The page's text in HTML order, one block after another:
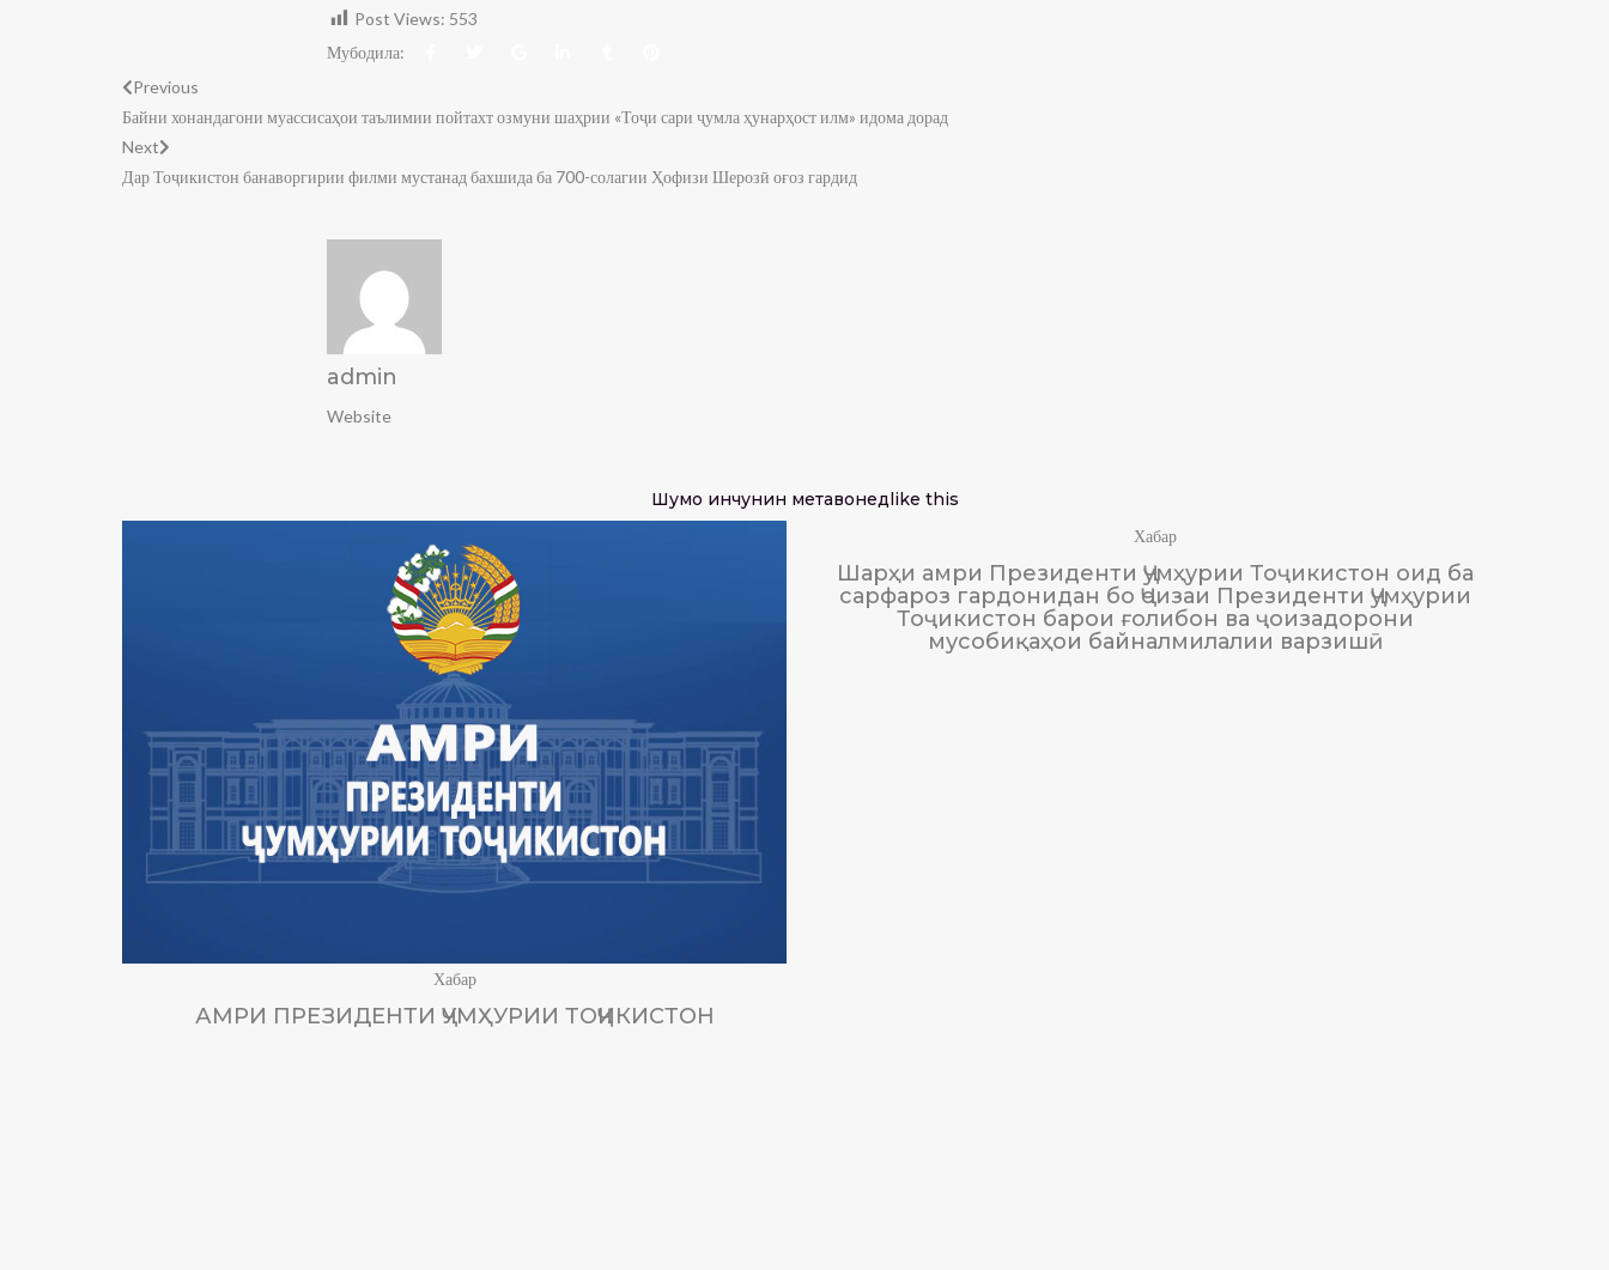
Post Views: 553
Мубодила:
Previous
Байни хонандагони муассисаҳои таълимии пойтахт озмуни шаҳрии «Тоҷи сари ҷумла ҳунарҳост илм» идома дорад
Next
Дар Тоҷикистон банаворгирии филми мустанад бахшида ба 700-солагии Ҳофизи Шерозӣ оғоз гардид
admin
Website
Шумо инчунин метавонедlike this
Хабар
АМРИ ПРЕЗИДЕНТИ ҶУМҲУРИИ ТОҶИКИСТОН
Хабар
Шарҳи амри Президенти Ҷумҳурии Тоҷикистон оид ба
сарфароз гардонидан бо Ҷоизаи Президенти Ҷумҳурии
Тоҷикистон барои ғолибон ва ҷоизадорони
мусобиқаҳои байналмилалии варзишӣ